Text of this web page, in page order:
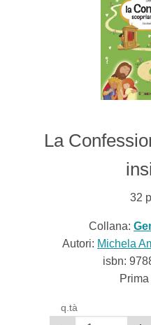
La
32
Collana:
Autori: Michela
isbn:
q.tà